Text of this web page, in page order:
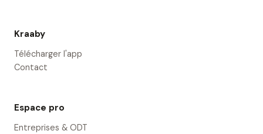
Kraaby
Télécharger l'app
Contact
Espace pro
Entreprises & ODT